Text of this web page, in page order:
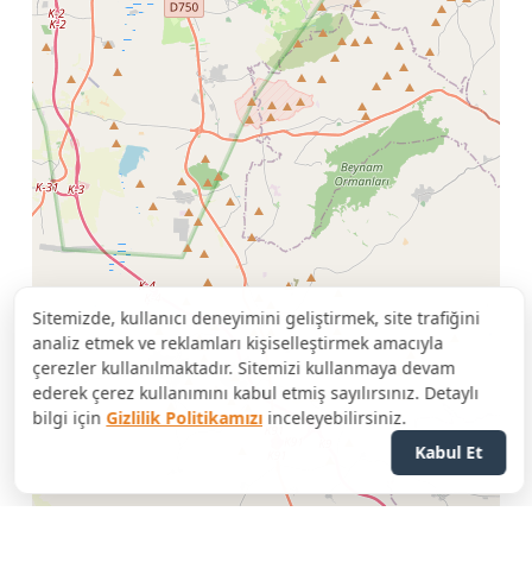
Sitemizde, kullanıcı deneyimini geliştirmek, site trafiğini
analiz etmek ve reklamları kişiselleştirmek amacıyla
çerezler kullanılmaktadır. Sitemizi kullanmaya devam
ederek çerez kullanımını kabul etmiş sayılırsınız. Detaylı
bilgi için Gizlilik Politikamızı inceleyebilirsiniz.
Kabul Et